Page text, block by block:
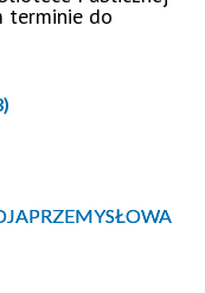
terminie do